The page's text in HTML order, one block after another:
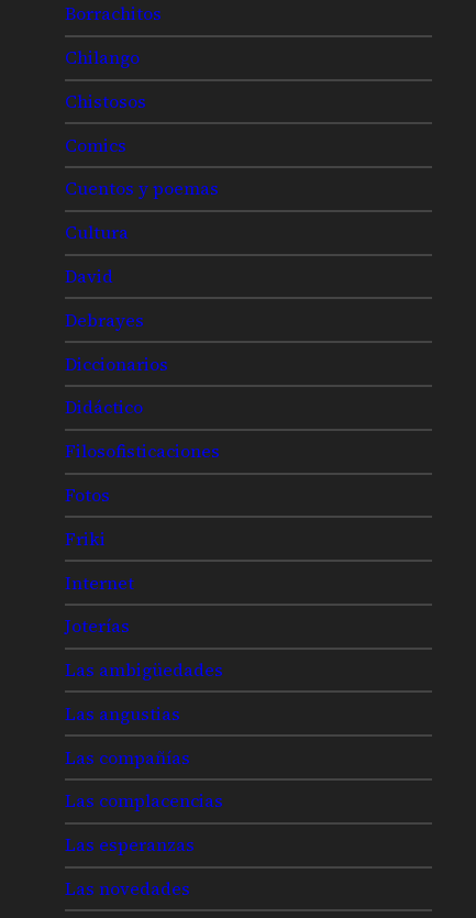
Borrachitos
Chilango
Chistosos
Comics
Cuentos y poemas
Cultura
David
Debrayes
Diccionarios
Didáctico
Filosofisticaciones
Fotos
Friki
Internet
Joterías
Las ambigüedades
Las angustias
Las compañías
Las complacencias
Las esperanzas
Las novedades